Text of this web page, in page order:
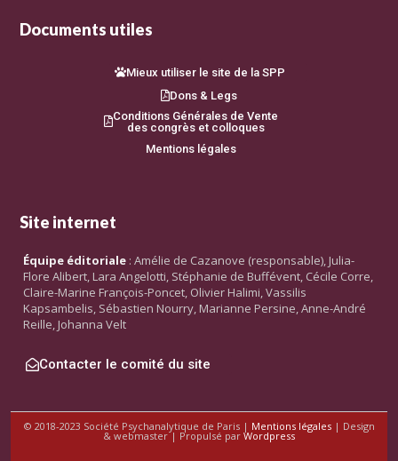
Documents utiles
Mieux utiliser le site de la SPP
Dons & Legs
Conditions Générales de Vente
des congrès et colloques
Mentions légales
Site internet
Équipe éditoriale : Amélie de Cazanove (responsable), Julia-
Flore Alibert, Lara Angelotti, Stéphanie de Buffévent, Cécile Corre,
Claire-Marine François-Poncet, Olivier Halimi, Vassilis
Kapsambelis, Sébastien Nourry, Marianne Persine, Anne-André
Reille, Johanna Velt
Contacter le comité du site
© 2018-2023 Société Psychanalytique de Paris | Mentions légales| Design
& webmaster | Propulsé par Wordpress